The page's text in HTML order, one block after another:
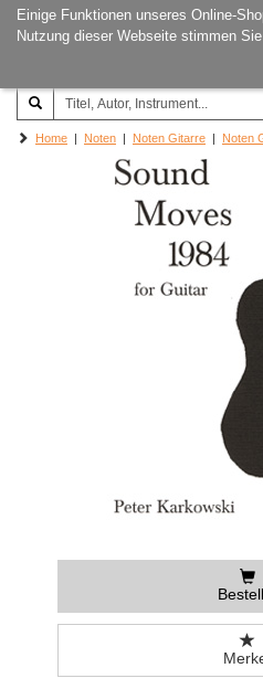
Einige Funktionen unseres Online-
Nutzung dieser Webseite stimmen
Joachim‐Trekel‐Musikverlag,
Hamburg
Home | Noten | Noten Gitarre | Noten